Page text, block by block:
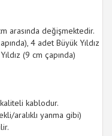
arasında değişmektedir.
4 adet Büyük Yıldız
(9 cm çapında)
kablodur.
aralıklı yanma gibi)